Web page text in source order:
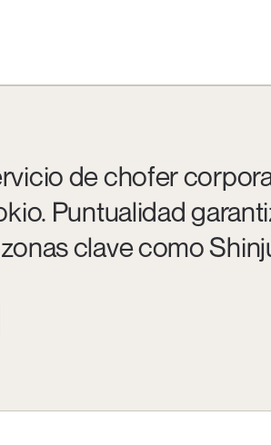
de chofer
Puntualidad
clave como